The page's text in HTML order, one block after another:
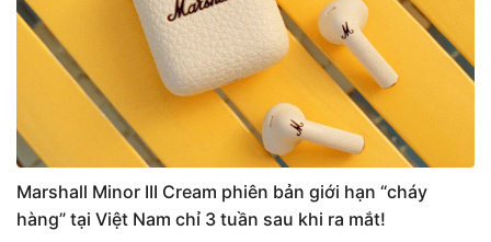
Marshall Minor III Cream phiên bản giới hạn “cháy
hàng” tại Việt Nam chỉ 3 tuần sau khi ra mắt!